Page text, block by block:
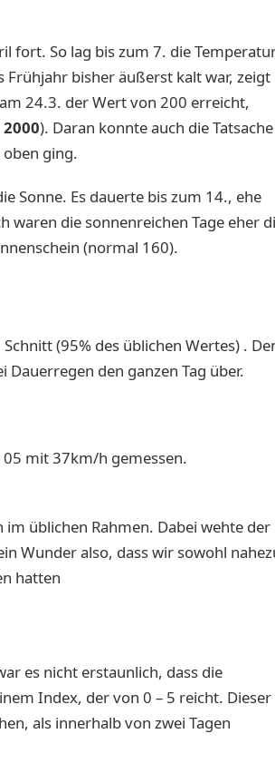
fort. So lag bis zum 7. die
Frühjahr bisher äußerst kalt war, zeigt
24.3. der Wert von 200 erreicht,
). Daran konnte auch die Tatsache
ging.
Sonne. Es dauerte bis zum 14., ehe
waren die sonnenreichen Tage eher
(normal 160).
(95% des üblichen Wertes) .
den ganzen Tag über.
mit 37km/h gemessen.
üblichen Rahmen. Dabei wehte der
Wunder also, dass wir sowohl
hatten
es nicht erstaunlich, dass die
Index, der von 0 – 5 reicht. Dieser
als innerhalb von zwei Tagen